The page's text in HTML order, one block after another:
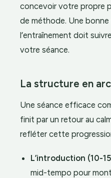
concevoir votre propre
de méthode. Une
l’entraînement doit
votre séance.
La structure en
Une séance efficace
finit par un retour au
refléter cette
L’introduction (10-
mid-tempo pour